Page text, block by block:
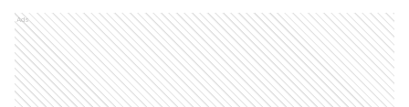
Ads